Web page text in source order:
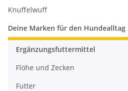
Knuffelwuff
Deine Marken für den Hundealltag
Ergänzungsfuttermittel
Flöhe und Zecken
Futter